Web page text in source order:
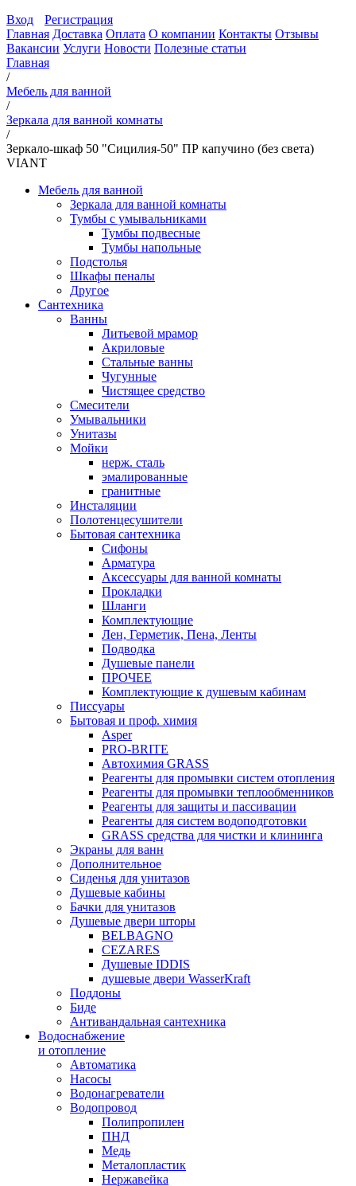
Вход
Регистрация
Главная Доставка Оплата О компании Контакты Отзывы
Вакансии Услуги Новости Полезные статьи
Главная
/
Мебель для ванной
/
Зеркала для ванной комнаты
/
Зеркало-шкаф 50 "Сицилия-50" ПР капучино (без света)
VIANT
Мебель для ванной
Зеркала для ванной комнаты
Тумбы с умывальниками
Тумбы подвесные
Тумбы напольные
Подстолья
Шкафы пеналы
Другое
Сантехника
Ванны
Литьевой мрамор
Акриловые
Стальные ванны
Чугунные
Чистящее средство
Смесители
Умывальники
Унитазы
Мойки
нерж. сталь
эмалированные
гранитные
Инсталяции
Полотенцесушители
Бытовая сантехника
Сифоны
Арматура
Аксессуары для ванной комнаты
Прокладки
Шланги
Комплектующие
Лен, Герметик, Пена, Ленты
Подводка
Душевые панели
ПРОЧЕЕ
Комплектующие к душевым кабинам
Писсуары
Бытовая и проф. химия
Asper
PRO-BRITE
Автохимия GRASS
Реагенты для промывки систем отопления
Реагенты для промывки теплообменников
Реагенты для защиты и пассивации
Реагенты для систем водоподготовки
GRASS средства для чистки и клининга
Экраны для ванн
Дополнительное
Сиденья для унитазов
Душевые кабины
Бачки для унитазов
Душевые двери шторы
BELBAGNO
CEZARES
Душевые IDDIS
душевые двери WasserKraft
Поддоны
Биде
Антивандальная сантехника
Водоснабжение
и отопление
Автоматика
Насосы
Водонагреватели
Водопровод
Полипропилен
ПНД
Медь
Металопластик
Нержавейка